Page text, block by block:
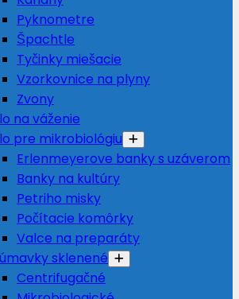
Pyknometre
Špachtle
Tyčinky miešacie
Vzorkovnice na plyny
Zvony
na váženie
pre mikrobiológiu
Erlenmeyerove banky s uzáverom
Banky na kultúry
Petriho misky
Počítacie komôrky
Valce na preparáty
sklenené
Centrifugačné